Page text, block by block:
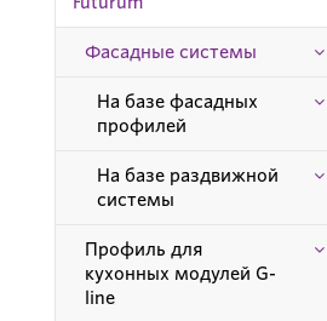
Фасадные системы
На базе фасадных
профилей
На базе раздвижной
системы
Профиль для
кухонных модулей G-
line